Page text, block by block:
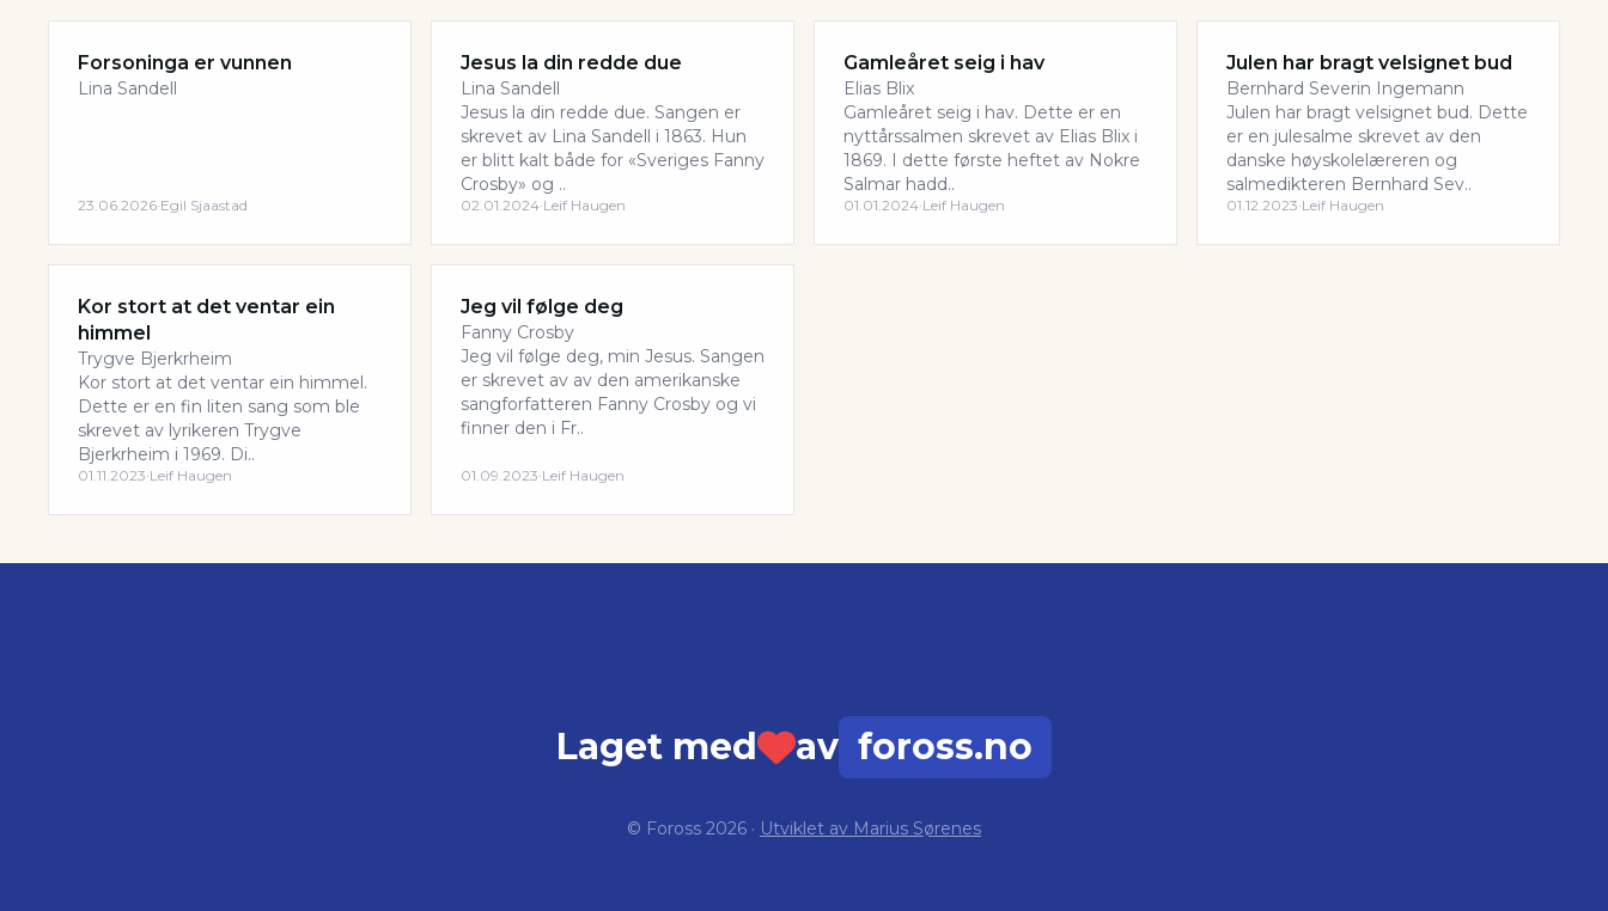
Forsoninga er vunnen
Lina Sandell
23.06.2026·Egil Sjaastad
Jesus la din redde due
Lina Sandell
Jesus la din redde due. Sangen er
skrevet av Lina Sandell i 1863. Hun
er blitt kalt både for «Sveriges Fanny
Crosby» og ..
02.01.2024·Leif Haugen
Gamleåret seig i hav
Elias Blix
Gamleåret seig i hav. Dette er en
nyttårssalmen skrevet av Elias Blix i
1869. I dette første heftet av Nokre
Salmar hadd..
01.01.2024·Leif Haugen
Julen har bragt velsignet bud
Bernhard Severin Ingemann
Julen har bragt velsignet bud. Dette
er en julesalme skrevet av den
danske høyskolelæreren og
salmedikteren Bernhard Sev..
01.12.2023·Leif Haugen
Kor stort at det ventar ein
himmel
Trygve Bjerkrheim
Kor stort at det ventar ein himmel.
Dette er en fin liten sang som ble
skrevet av lyrikeren Trygve
Bjerkrheim i 1969. Di..
01.11.2023·Leif Haugen
Jeg vil følge deg
Fanny Crosby
Jeg vil følge deg, min Jesus. Sangen
er skrevet av av den amerikanske
sangforfatteren Fanny Crosby og vi
finner den i Fr..
01.09.2023·Leif Haugen
Laget med av foross.no
© Foross 2026 · Utviklet av Marius Sørenes